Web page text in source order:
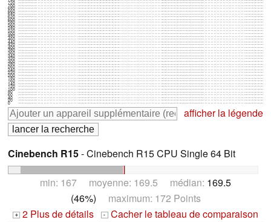
0
20
40
60
80
100
120
140
160
180
200
220
240
260
280
300
320
340
360
380
400
420
440
460
480
500
520
540
560
580
600
620
640
660
680
700
720
afficher la légende
Cinebench R15- Cinebench R15 CPU Single 64 Bit
min: 167 moyenne: 169.5 médian: 169.5
(46%) maximum: 172 Points
+ 2 Plus de détails - Cacher le tableau de comparaison